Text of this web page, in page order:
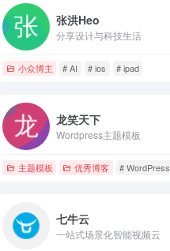
张洪Heo
分享设计与科技生活
小众博主 # AI # ios # ipad
龙笑天下
Wordpress主题模板
主题模板 优秀博客 # WordPress
七牛云
一站式场景化智能视频云